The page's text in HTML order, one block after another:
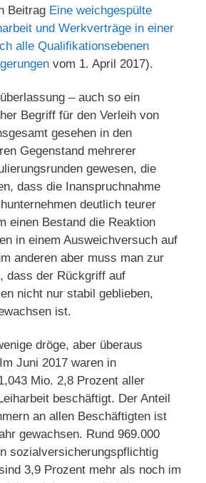
Beitrag Eine weichgespülte
und Werkverträge in einer
alle Qualifikationsebenen
vom 1. April 2017).
– auch so ein
Begriff für den Verleih von
gesehen in den
Gegenstand mehrerer
gewesen, die
dass die Inanspruchnahme
deutlich teurer
einen Bestand die Reaktion
in einem Ausweichversuch auf
anderen aber muss man zur
dass der Rückgriff auf
nicht nur stabil geblieben,
ist.
dröge, aber überaus
Juni 2017 waren in
Mio. 2,8 Prozent aller
beschäftigt. Der Anteil
an allen Beschäftigten ist
gewachsen. Rund 969.000
sozialversicherungspflichtig
3,9 Prozent mehr als noch im